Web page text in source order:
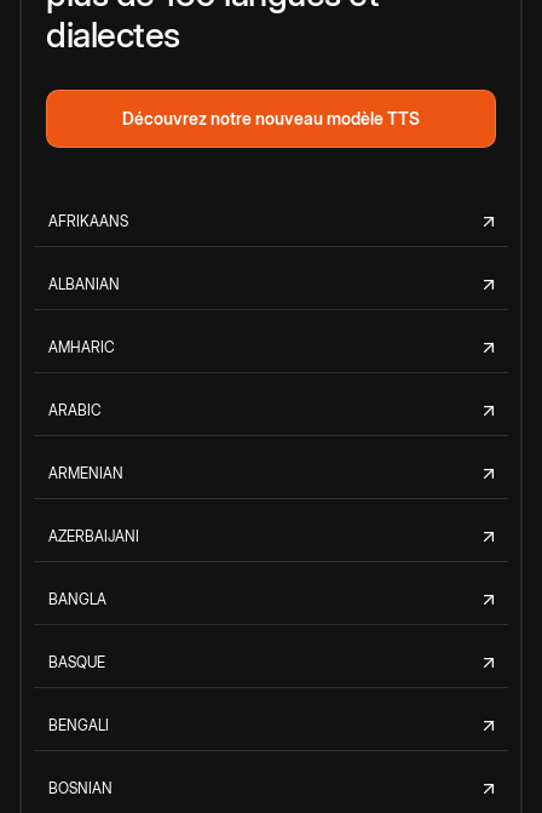
dialectes
Découvrez notre nouveau modèle TTS
AFRIKAANS
ALBANIAN
AMHARIC
ARABIC
ARMENIAN
AZERBAIJANI
BANGLA
BASQUE
BENGALI
BOSNIAN